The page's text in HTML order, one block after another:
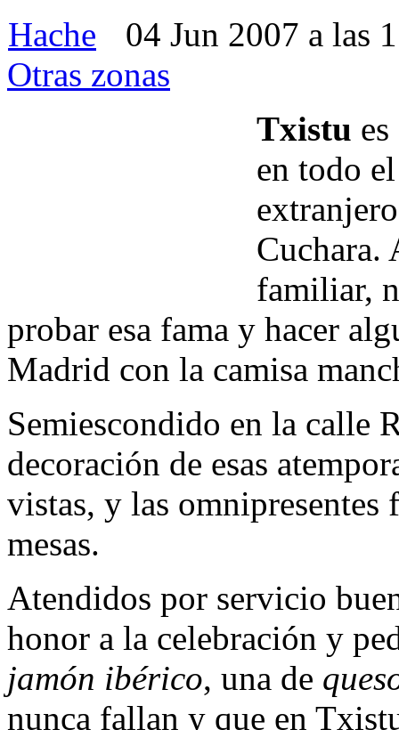
Hache
04 Jun 2007 a las
Otras zonas
Txistu
en todo
Cuchara.
familiar,
probar esa fama y hacer
Madrid con la camisa
Semiescondido en la calle
decoración de esas
vistas, y las omnipresentes
mesas.
Atendidos por servicio
honor a la celebración y
jamón ibérico, una de
nunca fallan y que en